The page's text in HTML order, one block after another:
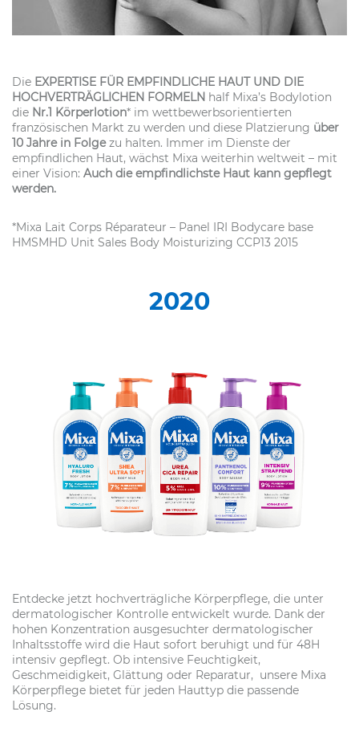
Die EXPERTISE FÜR EMPFINDLICHE HAUT UND DIE
HOCHVERTRÄGLICHEN FORMELN half Mixa’s Bodylotion
die Nr.1 Körperlotion* im wettbewerbsorientierten
französischen Markt zu werden und diese Platzierung über
10 Jahre in Folgezu halten. Immer im Dienste der
empfindlichen Haut, wächst Mixa weiterhin weltweit – mit
einer Vision: Auch die empfindlichste Haut kann gepflegt
werden.
*Mixa Lait Corps Réparateur – Panel IRI Bodycare base
HMSMHD Unit Sales Body Moisturizing CCP13 2015
2020
Entdecke jetzt hochverträgliche Körperpflege, die unter
dermatologischer Kontrolle entwickelt wurde. Dank der
hohen Konzentration ausgesuchter dermatologischer
Inhaltsstoffe wird die Haut sofort beruhigt und für 48H
intensiv gepflegt. Ob intensive Feuchtigkeit,
Geschmeidigkeit, Glättung oder Reparatur, unsere Mixa
Körperpflege bietet für jeden Hauttyp die passende
Lösung.